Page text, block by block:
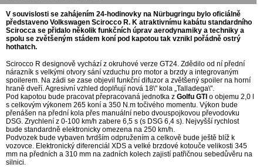
V souvislosti se zahájením 24-hodinovky na Nürbugringu bylo oficiálně
představeno Volkswagen Scirocco R. K atraktivnímu kabátu standardního
Scirocca se přidalo několik funkčních úprav aerodynamiky a techniky a
spolu se zvětšeným stádem koní pod kapotou tak vznikl pořádně ostrý
hothatch.
Scirocco R designově vychází z okruhové verze GT24. Zdědilo od ní přední
nárazník s velkými otvory sání vzduchu pro motor a brzdy a integrovaným
spoilerem. Na zádi se zase objevil funkční difuzor a zvětšený spoiler na horní
hraně dveří. Agresivní vzhled doplňují nová 18\" kola „Talladega\".
Pod kapotou bude pracovat přepracovaná jednotka z Golfu GTI o objemu 2,0 l
s celkovým výkonem 265 koní a 350 N.m točivého momentu. Výkon bude
přenášen na přední kola přes manuální nebo dvouspojkovou převodovku
DSG. Zrychlení z 0-100 km/h zabere 6,5 s (s DSG 6,4 s). Nejvyšší rychlost
bude standardně elektronicky omezena na 250 km/h.
Podvozek bude vybaven tvrdším odpružením a celkově bude ještě blíž k
vozovce. Elektronický diferenciál XDS a velké brzdové kotouče velikosti 345
mm na předních a 310 mm na zadních kolech zajistí patřičnou sebedůvěru na
silnici.